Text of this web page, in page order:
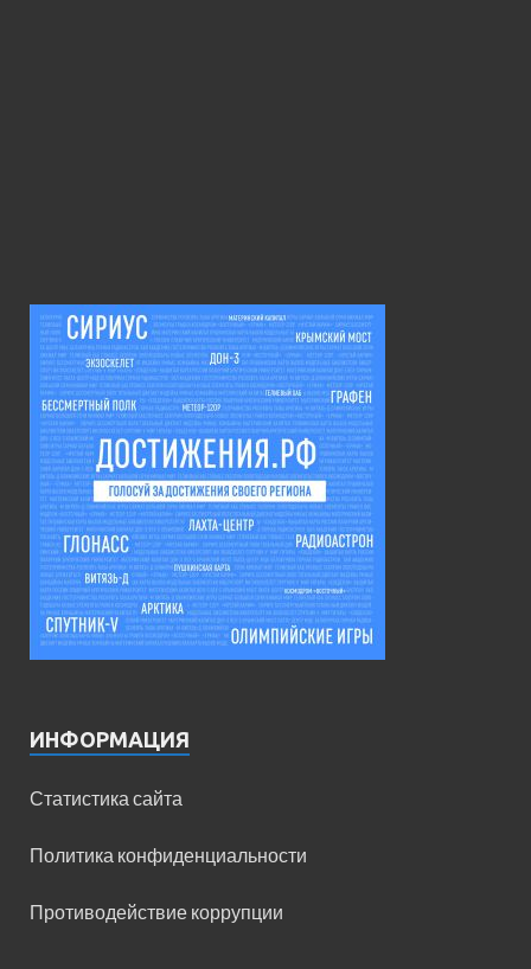
ИНФОРМАЦИЯ
Статистика сайта
Политика конфиденциальности
Противодействие коррупции